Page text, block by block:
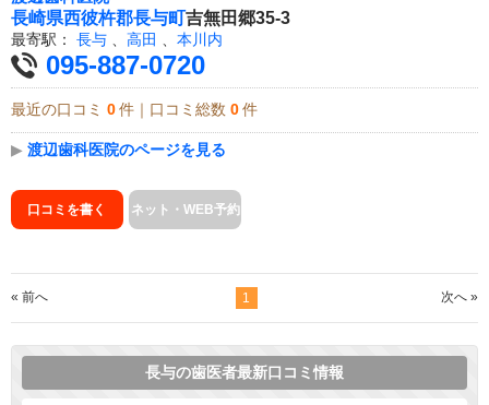
長崎県西彼杵郡長与町吉無田郷35-3
最寄駅： 長与 高田 本川内
095-887-0720
最近の口コミ 0 件｜口コミ総数 0 件
▶ 渡辺歯科医院のページを見る
口コミを書く ネット・WEB予約
« 前へ 1 次へ »
長与の歯医者最新口コミ情報